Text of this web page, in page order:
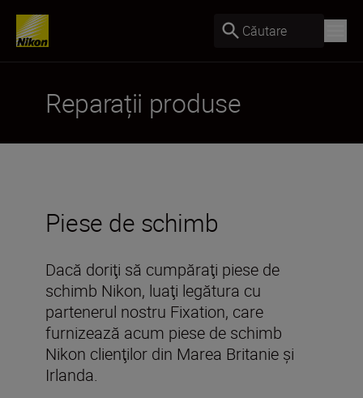
Căutare
Reparații produse
Piese de schimb
Dacă doriţi să cumpăraţi piese de
schimb Nikon, luaţi legătura cu
partenerul nostru Fixation, care
furnizează acum piese de schimb
Nikon clienţilor din Marea Britanie şi
Irlanda.